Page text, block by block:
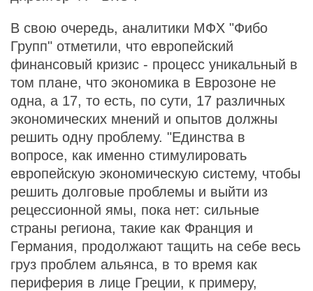
В свою очередь, аналитики МФХ "Фибо
Групп" отметили, что европейский
финансовый кризис - процесс уникальный в
том плане, что экономика в Еврозоне не
одна, а 17, то есть, по сути, 17 различных
экономических мнений и опытов должны
решить одну проблему. "Единства в
вопросе, как именно стимулировать
европейскую экономическую систему, чтобы
решить долговые проблемы и выйти из
рецессионной ямы, пока нет: сильные
страны региона, такие как Франция и
Германия, продолжают тащить на себе весь
груз проблем альянса, в то время как
периферия в лице Греции, к примеру,